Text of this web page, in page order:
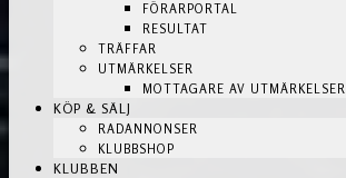
FÖRARPORTAL
RESULTAT
TRÄFFAR
UTMÄRKELSER
MOTTAGARE AV UTMÄRKELSER
KÖP & SÄLJ
RADANNONSER
KLUBBSHOP
KLUBBEN